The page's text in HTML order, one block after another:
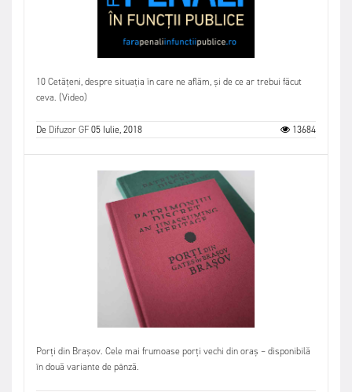
10 Cetățeni, despre situația în care ne aflăm, și de ce ar trebui făcut
ceva. (Video)
De Difuzor GF05 Iulie, 2018 13684
Porți din Brașov. Cele mai frumoase porți vechi din oraș – disponibilă
în două variante de pânză.